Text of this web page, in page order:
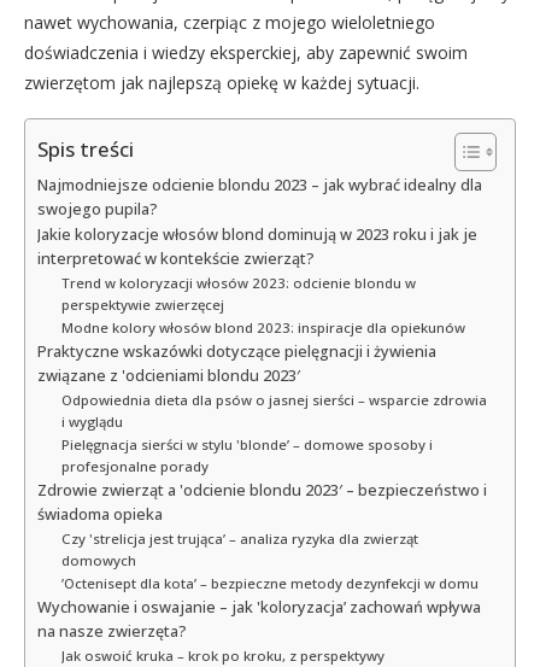
nawet wychowania, czerpiąc z mojego wieloletniego
doświadczenia i wiedzy eksperckiej, aby zapewnić swoim
zwierzętom jak najlepszą opiekę w każdej sytuacji.
Spis treści
Najmodniejsze odcienie blondu 2023 – jak wybrać idealny dla
swojego pupila?
Jakie koloryzacje włosów blond dominują w 2023 roku i jak je
interpretować w kontekście zwierząt?
Trend w koloryzacji włosów 2023: odcienie blondu w
perspektywie zwierzęcej
Modne kolory włosów blond 2023: inspiracje dla opiekunów
Praktyczne wskazówki dotyczące pielęgnacji i żywienia
związane z 'odcieniami blondu 2023′
Odpowiednia dieta dla psów o jasnej sierści – wsparcie zdrowia
i wyglądu
Pielęgnacja sierści w stylu 'blonde’ – domowe sposoby i
profesjonalne porady
Zdrowie zwierząt a 'odcienie blondu 2023′ – bezpieczeństwo i
świadoma opieka
Czy 'strelicja jest trująca’ – analiza ryzyka dla zwierząt
domowych
’Octenisept dla kota’ – bezpieczne metody dezynfekcji w domu
Wychowanie i oswajanie – jak 'koloryzacja’ zachowań wpływa
na nasze zwierzęta?
Jak oswoić kruka – krok po kroku, z perspektywy